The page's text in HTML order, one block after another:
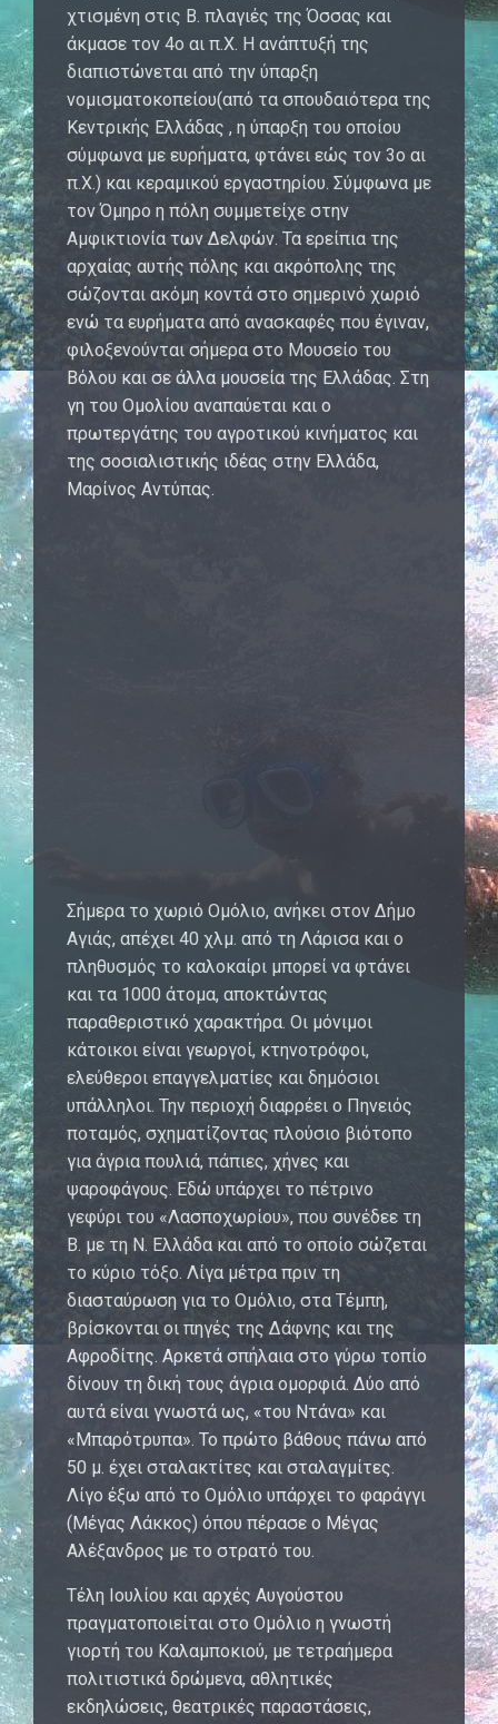
χτισμένη στις Β. πλαγιές της Όσσας και
άκμασε τον 4ο αι π.Χ. Η ανάπτυξή της
διαπιστώνεται από την ύπαρξη
νομισματοκοπείου(από τα σπουδαιότερα της
Κεντρικής Ελλάδας , η ύπαρξη του οποίου
σύμφωνα με ευρήματα, φτάνει εώς τον 3ο αι
π.Χ.) και κεραμικού εργαστηρίου. Σύμφωνα με
τον Όμηρο η πόλη συμμετείχε στην
Αμφικτιονία των Δελφών. Τα ερείπια της
αρχαίας αυτής πόλης και ακρόπολης της
σώζονται ακόμη κοντά στο σημερινό χωριό
ενώ τα ευρήματα από ανασκαφές που έγιναν,
φιλοξενούνται σήμερα στο Μουσείο του
Βόλου και σε άλλα μουσεία της Ελλάδας. Στη
γη του Ομολίου αναπαύεται και ο
πρωτεργάτης του αγροτικού κινήματος και
της σοσιαλιστικής ιδέας στην Ελλάδα,
Μαρίνος Αντύπας.
Σήμερα το χωριό Ομόλιο, ανήκει στον Δήμο
Αγιάς, απέχει 40 χλμ. από τη Λάρισα και ο
πληθυσμός το καλοκαίρι μπορεί να φτάνει
και τα 1000 άτομα, αποκτώντας
παραθεριστικό χαρακτήρα. Οι μόνιμοι
κάτοικοι είναι γεωργοί, κτηνοτρόφοι,
ελεύθεροι επαγγελματίες και δημόσιοι
υπάλληλοι. Την περιοχή διαρρέει ο Πηνειός
ποταμός, σχηματίζοντας πλούσιο βιότοπο
για άγρια πουλιά, πάπιες, χήνες και
ψαροφάγους. Εδώ υπάρχει το πέτρινο
γεφύρι του «Λασποχωρίου», που συνέδεε τη
Β. με τη Ν. Ελλάδα και από το οποίο σώζεται
το κύριο τόξο. Λίγα μέτρα πριν τη
διασταύρωση για το Ομόλιο, στα Τέμπη,
βρίσκονται οι πηγές της Δάφνης και της
Αφροδίτης. Αρκετά σπήλαια στο γύρω τοπίο
δίνουν τη δική τους άγρια ομορφιά. Δύο από
αυτά είναι γνωστά ως, «του Ντάνα» και
«Μπαρότρυπα». Το πρώτο βάθους πάνω από
50 μ. έχει σταλακτίτες και σταλαγμίτες.
Λίγο έξω από το Ομόλιο υπάρχει το φαράγγι
(Μέγας Λάκκος) όπου πέρασε ο Μέγας
Αλέξανδρος με το στρατό του.
Τέλη Ιουλίου και αρχές Αυγούστου
πραγματοποιείται στο Ομόλιο η γνωστή
γιορτή του Καλαμποκιού, με τετραήμερα
πολιτιστικά δρώμενα, αθλητικές
εκδηλώσεις, θεατρικές παραστάσεις,